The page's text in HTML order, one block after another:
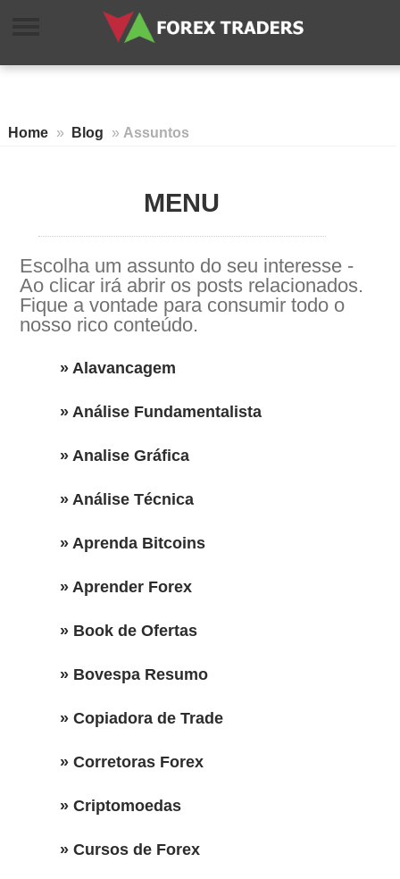
Home » Blog » Assuntos
MENU
Escolha um assunto do seu interesse -
Ao clicar irá abrir os posts relacionados.
Fique a vontade para consumir todo o
nosso rico conteúdo.
» Alavancagem
» Análise Fundamentalista
» Analise Gráfica
» Análise Técnica
» Aprenda Bitcoins
» Aprender Forex
» Book de Ofertas
» Bovespa Resumo
» Copiadora de Trade
» Corretoras Forex
» Criptomoedas
» Cursos de Forex